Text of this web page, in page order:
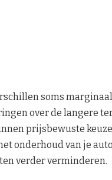
soms
over de langere
prijsbewuste
onderhoud van je
verder verminderen.